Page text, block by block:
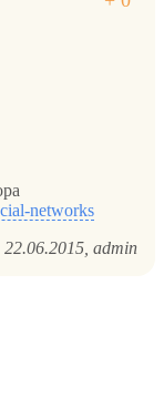
networks
22.06.2015 admin